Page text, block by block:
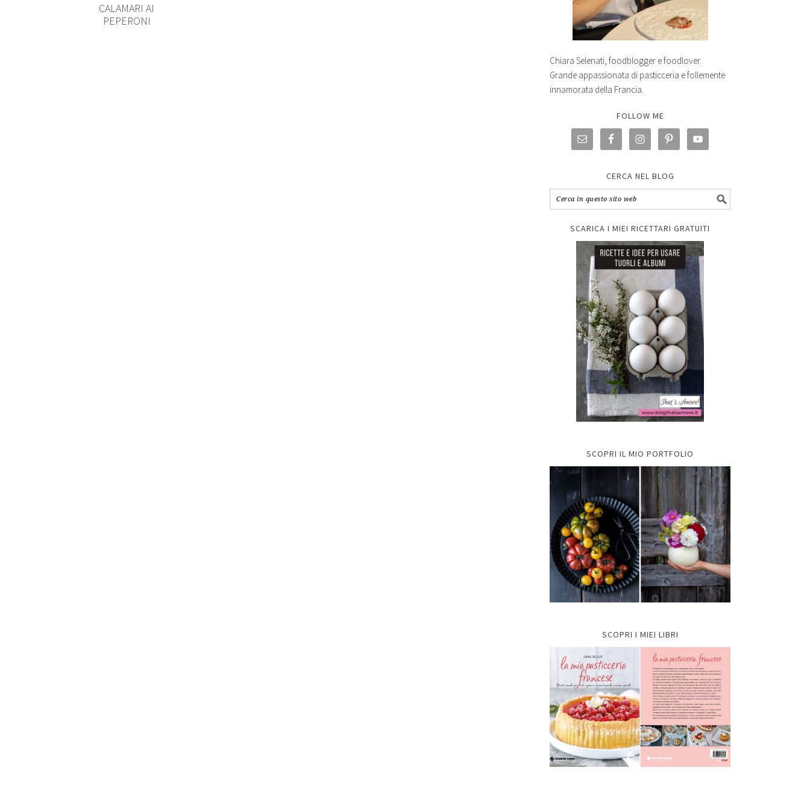
CALAMARI AI
PEPERONI
Chiara Selenati, foodblogger e foodlover.
Grande appassionata di pasticceria e follemente
innamorata della Francia.
FOLLOW ME
CERCA NEL BLOG
SCARICA I MIEI RICETTARI GRATUITI
SCOPRI IL MIO PORTFOLIO
SCOPRI I MIEI LIBRI